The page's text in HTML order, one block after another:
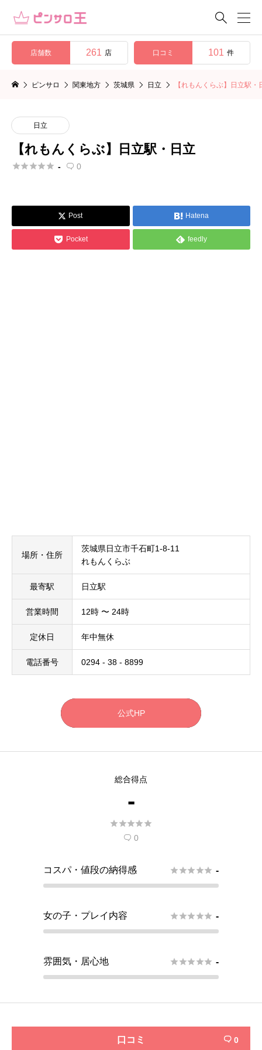

店舗数 261 店 口コミ 101 件
ピンサロ 関東地方 茨城県 日立 【れもんくらぶ】日立駅・
日立
【れもんくらぶ】日立駅・日立
 -  0
 Post  Hatena
 Pocket  feedly
場所・住所
茨城県日立市千石町1-8-11
れもんくらぶ
最寄駅 日立駅
営業時間 12時 〜 24時
定休日 年中無休
電話番号 0294 - 38 - 8899
公式HP
総合得点
-

 0
コスパ・値段の納得感  -
女の子・プレイ内容  -
雰囲気・居心地  -
口コミ  0